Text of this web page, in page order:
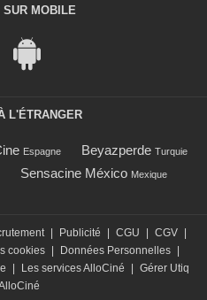
MOBILE
L'ÉTRANGER
Espagne Beyazperde Turquie
Sensacine México Mexique
| Publicité | CGU | CGV |
cookies | Données Personnelles |
| Les services AlloCiné | Gérer Utiq